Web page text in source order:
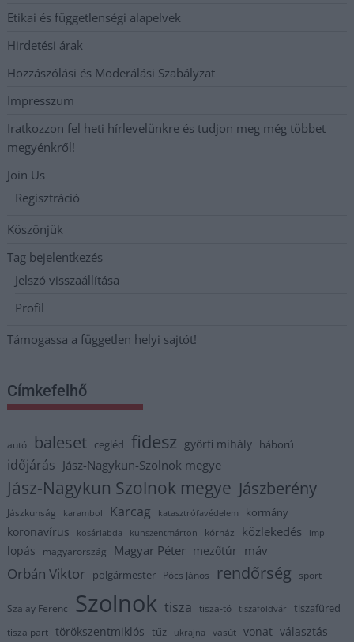
Etikai és függetlenségi alapelvek
Hirdetési árak
Hozzászólási és Moderálási Szabályzat
Impresszum
Iratkozzon fel heti hírlevelünkre és tudjon meg még többet
megyénkről!
Join Us
Regisztráció
Köszönjük
Tag bejelentkezés
Jelszó visszaállítása
Profil
Támogassa a független helyi sajtót!
Címkefelhő
autó baleset cegléd fidesz györfi mihály háború
időjárás Jász-Nagykun-Szolnok megye
Jász-Nagykun Szolnok megye Jászberény
Jászkunság karambol Karcag katasztrófavédelem kormány
koronavírus kosárlabda kunszentmárton kórház közlekedés lmp
lopás magyarország Magyar Péter mezőtúr máv
Orbán Viktor polgármester Pócs János rendőrség sport
Szalay Ferenc Szolnok tisza tisza-tó tiszaföldvár tiszafüred
tisza part törökszentmiklós tűz ukrajna vasút vonat választás